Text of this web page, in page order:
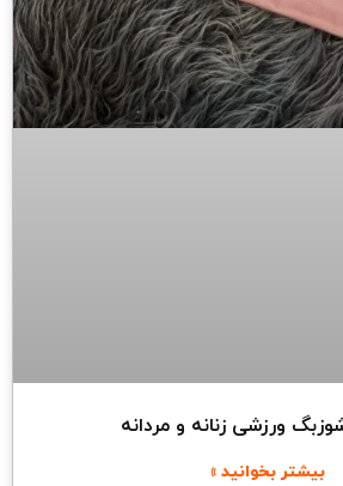
ورزشی زنانه و مردانه
بیشتر بخوانید »